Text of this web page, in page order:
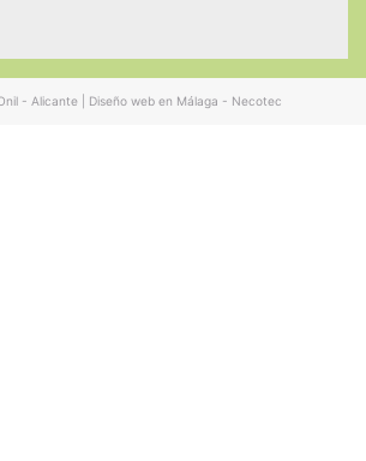
- Alicante Diseño web en Málaga - Necotec